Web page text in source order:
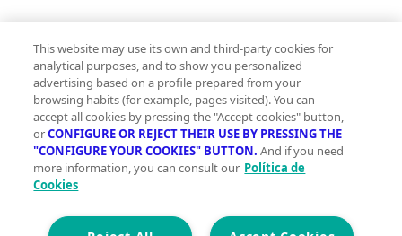
Contacto
hola@vivegreen.com
Aviso Legal
Condiciones de uso
Politica de privacidad
This website may use its own and third-party cookies for
analytical purposes, and to show you personalized
advertising based on a profile prepared from your
browsing habits (for example, pages visited). You can
accept all cookies by pressing the "Accept cookies" button,
orCONFIGURE OR REJECT THEIR USE BY PRESSING THE
"CONFIGURE YOUR COOKIES" BUTTON. And if you need
more information, you can consult our Política de
Cookies